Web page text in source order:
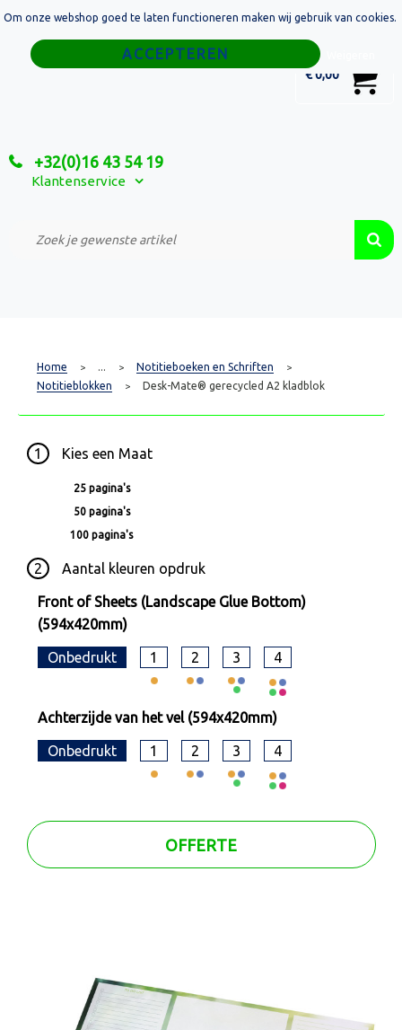
€ 0,00
+32(0)16 43 54 19
Klantenservice
Home
Relatiegeschenken
Custom Made Projecten
Home > ... > Notitieboeken en Schriften >
Notitieblokken > Desk-Mate® gerecycled A2 kladblok
1 Kies een Maat
25 pagina's
50 pagina's
100 pagina's
2 Aantal kleuren opdruk
Front of Sheets (Landscape Glue Bottom)
(594x420mm)
Onbedrukt 1 2 3 4
Achterzijde van het vel (594x420mm)
Onbedrukt 1 2 3 4
OFFERTE
Om onze webshop goed te laten functioneren maken wij gebruik van cookies.